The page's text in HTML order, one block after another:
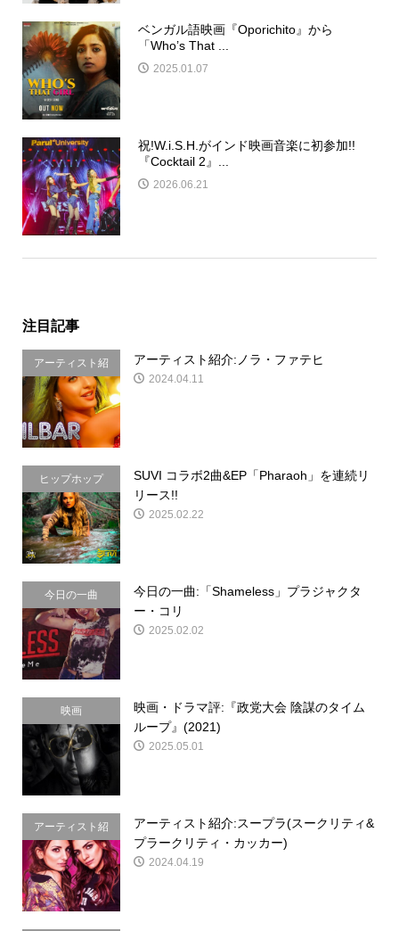
ベンガル語映画『Oporichito』から
「Who’s That ...
2025.01.07
祝!W.i.S.H.がインド映画音楽に初参加!!
『Cocktail 2』...
2026.06.21
注目記事
アーティスト紹
介
アーティスト紹介:ノラ・ファテヒ
2024.04.11
ヒップホップ
SUVI コラボ2曲&EP「Pharaoh」を連続リ
リース!!
2025.02.22
今日の一曲
今日の一曲:「Shameless」プラジャクタ
ー・コリ
2025.02.02
映画
映画・ドラマ評:『政党大会 陰謀のタイム
ループ』(2021)
2025.05.01
アーティスト紹
介
アーティスト紹介:スープラ(スークリティ&
プラークリティ・カッカー)
2024.04.19